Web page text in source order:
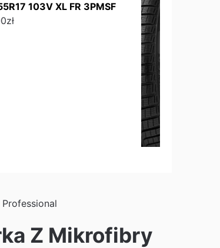
103V XL FR 3PMSF
zł
Z Mikrofibry